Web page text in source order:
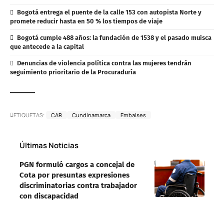
Bogotá entrega el puente de la calle 153 con autopista Norte y
promete reducir hasta en 50 % los tiempos de viaje
Bogotá cumple 488 años: la fundación de 1538 y el pasado muisca
que antecede a la capital
Denuncias de violencia política contra las mujeres tendrán
seguimiento prioritario de la Procuraduría
ETIQUETAS: CAR Cundinamarca Embalses
Últimas Noticias
PGN formuló cargos a concejal de
Cota por presuntas expresiones
discriminatorias contra trabajador
con discapacidad